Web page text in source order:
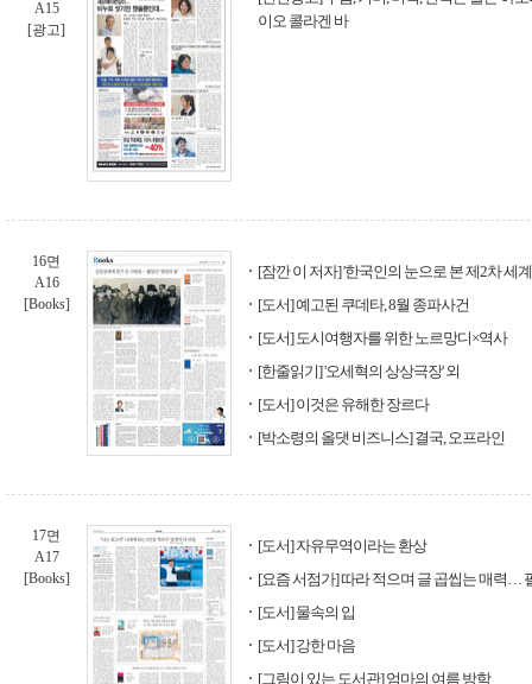
A15
[광고]
이오 콜라겐 바
16면
A16
[Books]
[잠깐 이 저자] '한국인의 눈으로 본 제2차 세
[도서] 예고된 쿠데타, 8월 종파사건
[도서] 도시여행자를 위한 노르망디×역사
[한줄읽기] '오세혁의 상상극장' 외
[도서] 이것은 유해한 장르다
[박소령의 올댓 비즈니스] 결국, 오프라인
17면
A17
[Books]
[도서] 자유무역이라는 환상
[요즘 서점가] 따라 적으며 글 곱씹는 매력…
[도서] 물속의 입
[도서] 강한 마음
[그림이 있는 도서관] 엄마의 여름 방학